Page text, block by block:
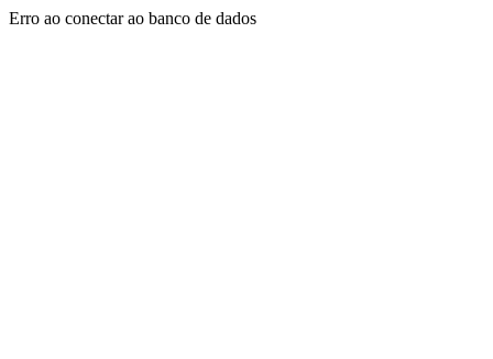
Erro ao conectar ao banco de dados